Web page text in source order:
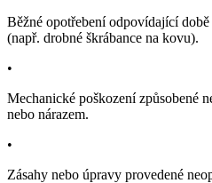
Běžné opotřebení odpovídající
(např. drobné škrábance na kovu).
•
Mechanické poškození způsobené
nebo nárazem.
•
Zásahy nebo úpravy provedené